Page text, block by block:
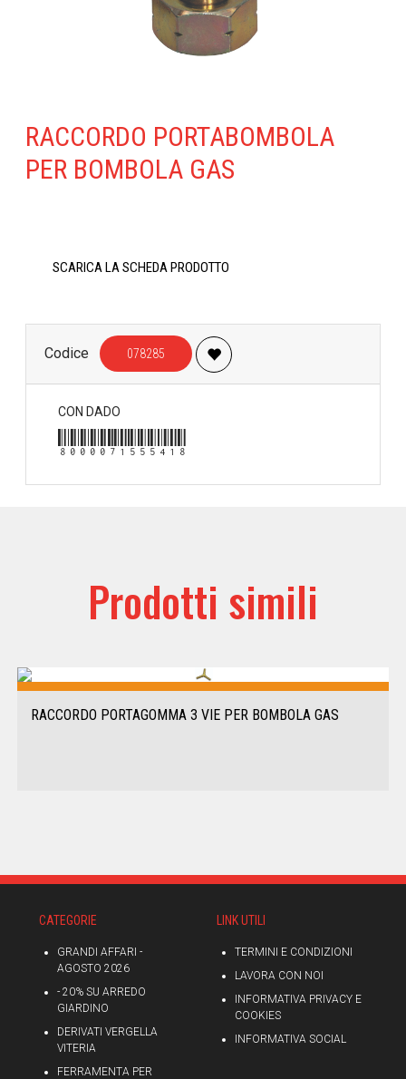
RACCORDO PORTABOMBOLA
PER BOMBOLA GAS
SCARICA LA SCHEDA PRODOTTO
Codice 078285
CON DADO
8000071555418
Prodotti simili
RACCORDO PORTAGOMMA 3 VIE PER BOMBOLA GAS
CATEGORIE
GRANDI AFFARI -
AGOSTO 2026
- 20% SU ARREDO
GIARDINO
DERIVATI VERGELLA
VITERIA
FERRAMENTA PER
LINK UTILI
TERMINI E CONDIZIONI
LAVORA CON NOI
INFORMATIVA PRIVACY E
COOKIES
INFORMATIVA SOCIAL